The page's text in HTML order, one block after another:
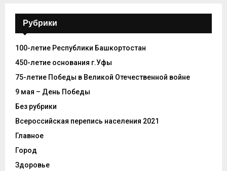
Рубрики
100-летие Республики Башкортостан
450-летие основания г.Уфы
75-летие Победы в Великой Отечественной войне
9 мая – День Победы
Без рубрики
Всероссийская перепись населения 2021
Главное
Город
Здоровье